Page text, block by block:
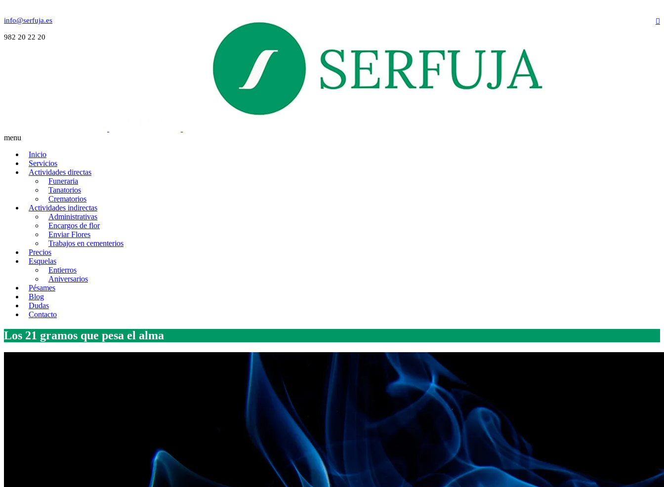
info@serfuja.es
982 20 22 20
menu
Inicio
Servicios
Actividades directas
Funeraria
Tanatorios
Crematorios
Actividades indirectas
Administrativas
Encargos de flor
Enviar Flores
Trabajos en cementerios
Precios
Esquelas
Entierros
Aniversarios
Pésames
Blog
Dudas
Contacto
Los 21 gramos que pesa el alma